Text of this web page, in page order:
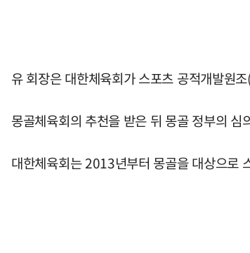
유 회장은 대한체육회가 스포츠 공적개발원
몽골체육회의 추천을 받은 뒤 몽골 정부의
대한체육회는 2013년부터 몽골을 대상으로